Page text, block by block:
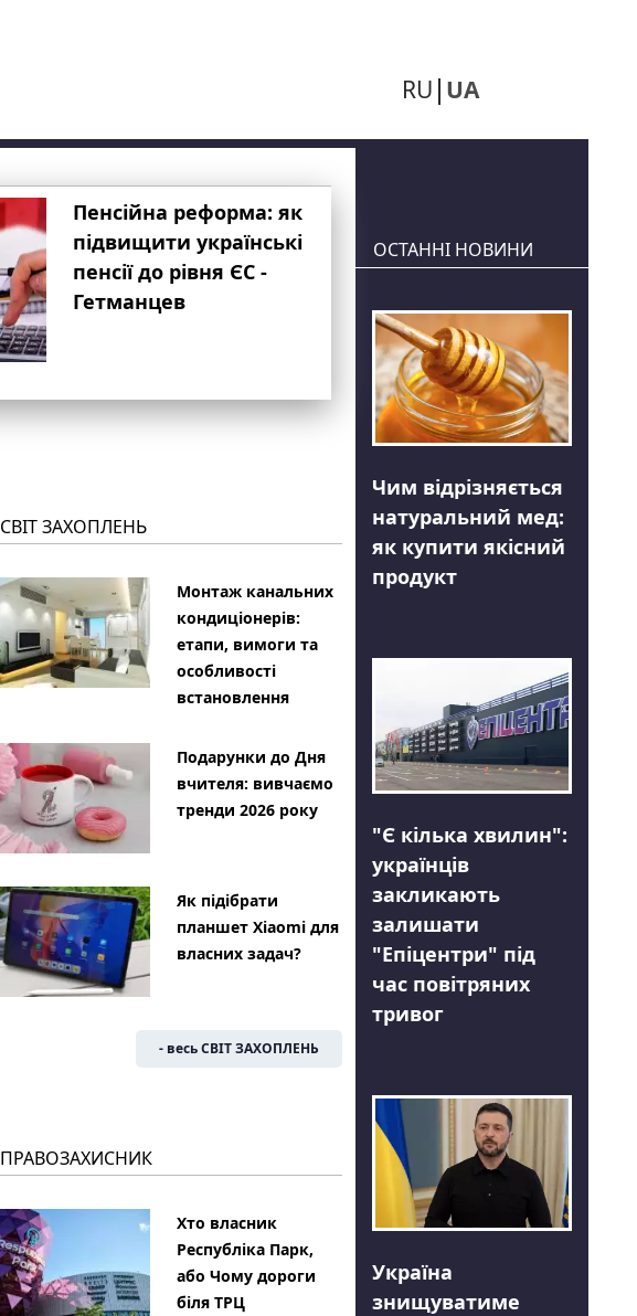
RU UA
Пенсійна реформа: як
підвищити українські
пенсії до рівня ЄС -
Гетманцев
СВІТ ЗАХОПЛЕНЬ
Монтаж канальних
кондиціонерів:
етапи, вимоги та
особливості
встановлення
Подарунки до Дня
вчителя: вивчаємо
тренди 2026 року
Як підібрати
планшет Xiaomi для
власних задач?
- весь СВІТ ЗАХОПЛЕНЬ
ПРАВОЗАХИСНИК
Хто власник
Республіка Парк,
або Чому дороги
біля ТРЦ
ОСТАННІ НОВИНИ
Чим відрізняється
натуральний мед:
як купити якісний
продукт
"Є кілька хвилин":
українців
закликають
залишати
"Епіцентри" під
час повітряних
тривог
Україна
знищуватиме